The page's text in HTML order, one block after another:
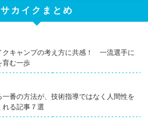
サカイクまとめ
クキャンプの考え方に共感！ 一流選手に
育む一歩
番の方法が、技術指導ではなく人間性を
れる記事７選